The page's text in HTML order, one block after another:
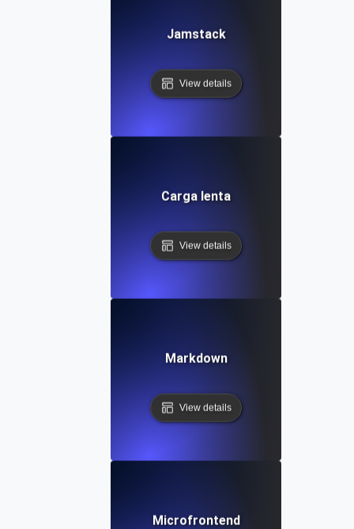
Jamstack
View details
Carga lenta
View details
Markdown
View details
Microfrontend